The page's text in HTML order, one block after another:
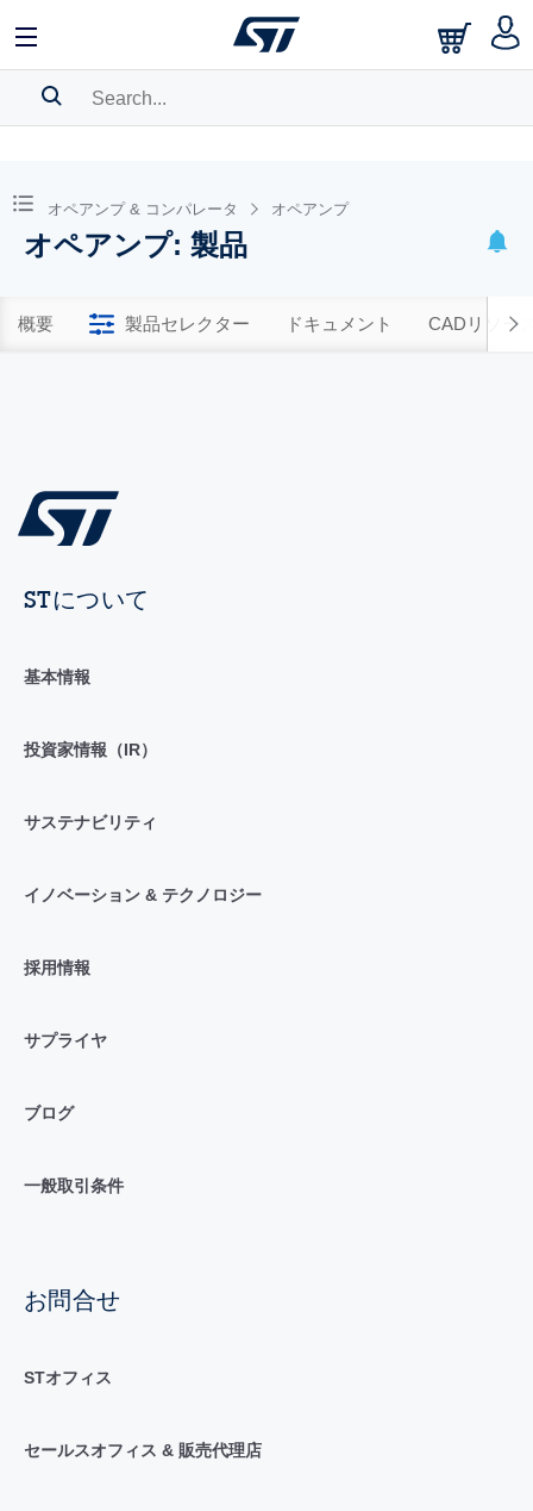
BOOKMARK
Please log into show your saved searches.
オペアンプ & コンパレータ オペアンプ
オペアンプ: 製品
概要 製品セレクター ドキュメント CADリソー
STについて
基本情報
投資家情報（IR）
サステナビリティ
イノベーション & テクノロジー
採用情報
サプライヤ
ブログ
一般取引条件
お問合せ
STオフィス
セールスオフィス & 販売代理店